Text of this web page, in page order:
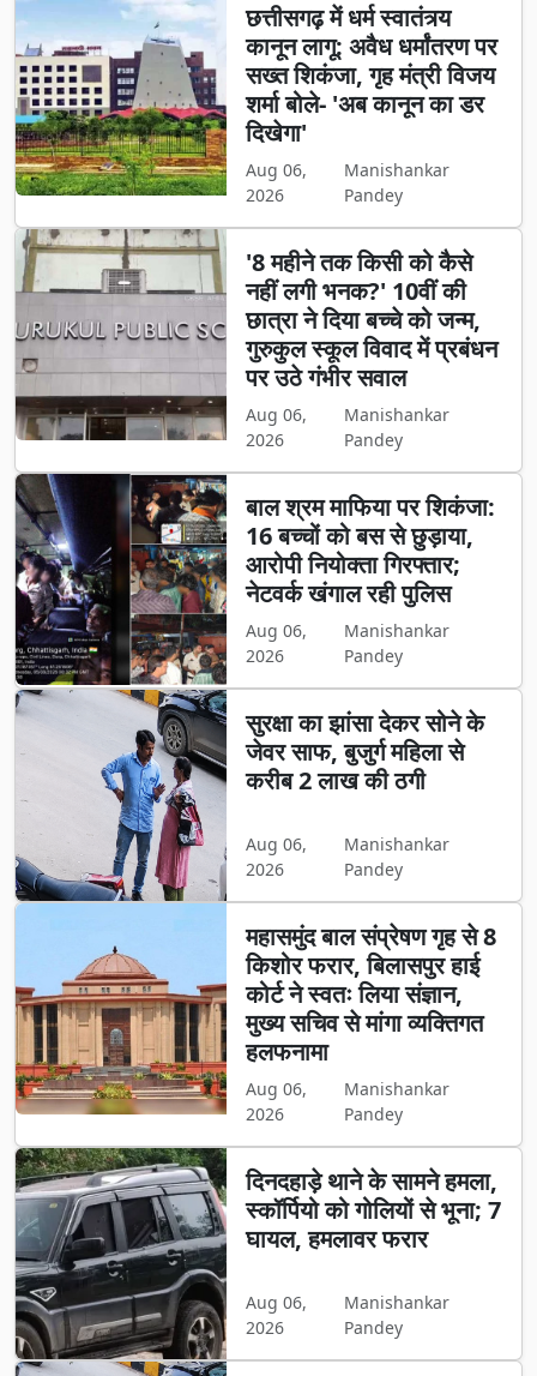
छत्तीसगढ़ में धर्म स्वातंत्र्य
कानून लागू: अवैध धर्मांतरण पर
सख्त शिकंजा, गृह मंत्री विजय
शर्मा बोले- 'अब कानून का डर
दिखेगा'
Aug 06,
2026
Manishankar
Pandey
'8 महीने तक किसी को कैसे
नहीं लगी भनक?' 10वीं की
छात्रा ने दिया बच्चे को जन्म,
गुरुकुल स्कूल विवाद में प्रबंधन
पर उठे गंभीर सवाल
Aug 06,
2026
Manishankar
Pandey
बाल श्रम माफिया पर शिकंजा:
16 बच्चों को बस से छुड़ाया,
आरोपी नियोक्ता गिरफ्तार;
नेटवर्क खंगाल रही पुलिस
Aug 06,
2026
Manishankar
Pandey
सुरक्षा का झांसा देकर सोने के
जेवर साफ, बुजुर्ग महिला से
करीब 2 लाख की ठगी
Aug 06,
2026
Manishankar
Pandey
महासमुंद बाल संप्रेषण गृह से 8
किशोर फरार, बिलासपुर हाई
कोर्ट ने स्वतः लिया संज्ञान,
मुख्य सचिव से मांगा व्यक्तिगत
हलफनामा
Aug 06,
2026
Manishankar
Pandey
दिनदहाड़े थाने के सामने हमला,
स्कॉर्पियो को गोलियों से भूना; 7
घायल, हमलावर फरार
Aug 06,
2026
Manishankar
Pandey